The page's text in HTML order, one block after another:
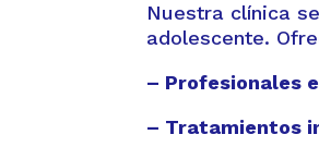
Nuestra clínica
adolescente.
– Profesionales
– Tratamientos